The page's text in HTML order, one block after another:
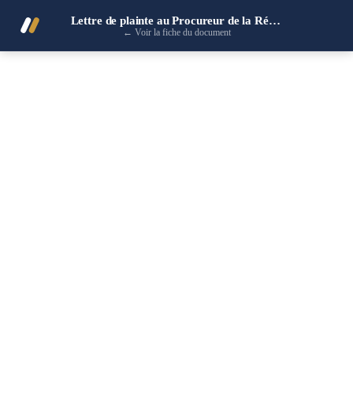
Lettre de plainte au Procureur de la République
← Voir la fiche du document